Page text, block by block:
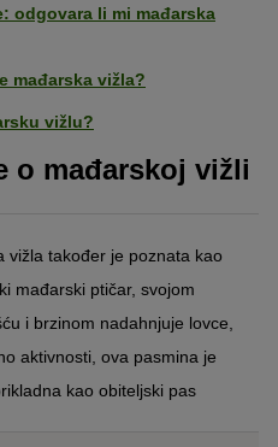
odgovara li mi mađarska
mađarska vižla?
vižlu?
o mađarskoj vižli
vižla također je poznata kao
mađarski ptičar, svojom
i brzinom nadahnjuje lovce,
aktivnosti, ova pasmina je
kao obiteljski pas